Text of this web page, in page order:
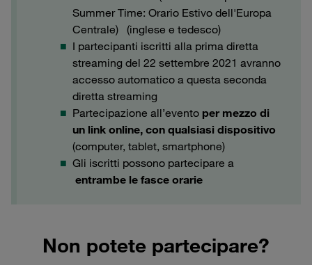
Summer Time: Orario Estivo dell'Europa
Centrale) (inglese e tedesco)
I partecipanti iscritti alla prima diretta
streaming del 22 settembre 2021 avranno
accesso automatico a questa seconda
diretta streaming
Partecipazione all’evento per mezzo di
un link online, con qualsiasi dispositivo
(computer, tablet, smartphone)
Gli iscritti possono partecipare a
entrambe le fasce orarie
Non potete partecipare?